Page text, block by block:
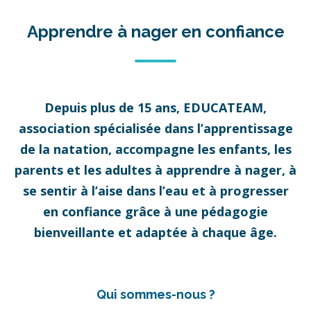
Apprendre à nager en confiance
Depuis plus de 15 ans, EDUCATEAM,
association spécialisée dans l’apprentissage
de la natation, accompagne les enfants, les
parents et les adultes à apprendre à nager, à
se sentir à l’aise dans l’eau et à progresser
en confiance grâce à une pédagogie
bienveillante et adaptée à chaque âge.
Qui sommes-nous ?